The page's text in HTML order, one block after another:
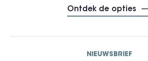
Ontdek de opties
NIEUWSBRIEF